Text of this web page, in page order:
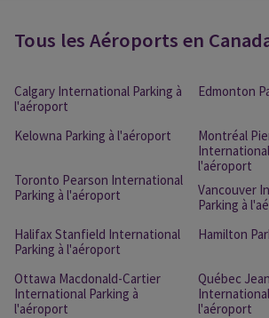
Tous les Aéroports en
Calgary International Parking à
l'aéroport
Kelowna Parking à l'aéroport
Toronto Pearson International
Parking à l'aéroport
Edmonton
Montréal
l'aéroport
Vancouver
Parking à
Halifax Stanfield International
Parking à l'aéroport
Ottawa Macdonald-Cartier
International Parking à
l'aéroport
Hamilton
Québec
l'aéroport